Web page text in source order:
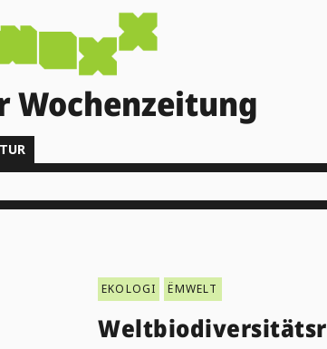
Wochenzeitung
EKOLOGI ËMWELT
Weltbiodiversitätsr